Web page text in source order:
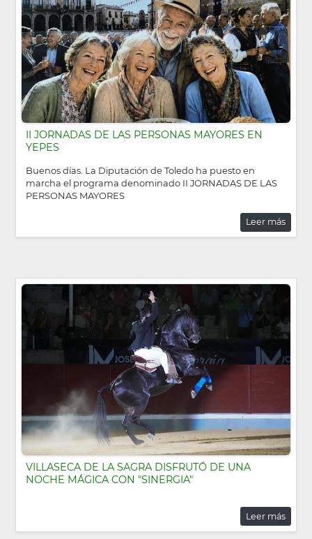
II JORNADAS DE LAS PERSONAS MAYORES EN
YEPES
Buenos días. La Diputación de Toledo ha puesto en
marcha el programa denominado II JORNADAS DE LAS
PERSONAS MAYORES
Leer más
VILLASECA DE LA SAGRA DISFRUTÓ DE UNA
NOCHE MÁGICA CON "SINERGIA"
Leer más